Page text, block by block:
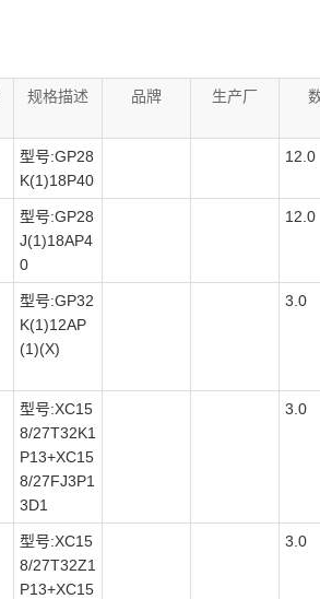
规格描述 品牌 生产厂
型号:GP28
K(1)18P40
12.0
型号:GP28
J(1)18AP4
0
12.0
型号:GP32
K(1)12AP
(1)(X)
3.0
型号:XC15
8/27T32K1
P13+XC15
8/27FJ3P1
3D1
3.0
型号:XC15
8/27T32Z1
P13+XC15
3.0